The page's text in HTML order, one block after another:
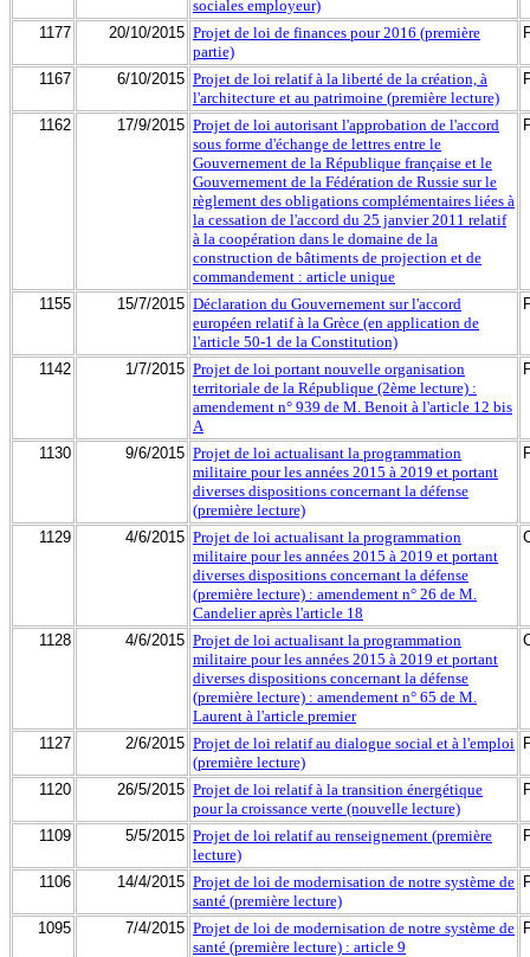
sociales employeur)
1177 20/10/2015 Projet de loi de finances pour 2016 (première
partie)
1167 6/10/2015 Projet de loi relatif à la liberté de la création, à
l'architecture et au patrimoine (première lecture)
1162 17/9/2015 Projet de loi autorisant l'approbation de l'accord
sous forme d'échange de lettres entre le
Gouvernement de la République française et le
Gouvernement de la Fédération de Russie sur le
règlement des obligations complémentaires liées à
la cessation de l'accord du 25 janvier 2011 relatif
à la coopération dans le domaine de la
construction de bâtiments de projection et de
commandement : article unique
1155 15/7/2015 Déclaration du Gouvernement sur l'accord
européen relatif à la Grèce (en application de
l'article 50-1 de la Constitution)
1142 1/7/2015 Projet de loi portant nouvelle organisation
territoriale de la République (2ème lecture) :
amendement n° 939 de M. Benoit à l'article 12 bis
A
1130 9/6/2015 Projet de loi actualisant la programmation
militaire pour les années 2015 à 2019 et portant
diverses dispositions concernant la défense
(première lecture)
1129 4/6/2015 Projet de loi actualisant la programmation
militaire pour les années 2015 à 2019 et portant
diverses dispositions concernant la défense
(première lecture) : amendement n° 26 de M.
Candelier après l'article 18
1128 4/6/2015 Projet de loi actualisant la programmation
militaire pour les années 2015 à 2019 et portant
diverses dispositions concernant la défense
(première lecture) : amendement n° 65 de M.
Laurent à l'article premier
1127 2/6/2015 Projet de loi relatif au dialogue social et à l'emploi
(première lecture)
1120 26/5/2015 Projet de loi relatif à la transition énergétique
pour la croissance verte (nouvelle lecture)
1109 5/5/2015 Projet de loi relatif au renseignement (première
lecture)
1106 14/4/2015 Projet de loi de modernisation de notre système de
santé (première lecture)
1095 7/4/2015 Projet de loi de modernisation de notre système de
santé (première lecture) : article 9